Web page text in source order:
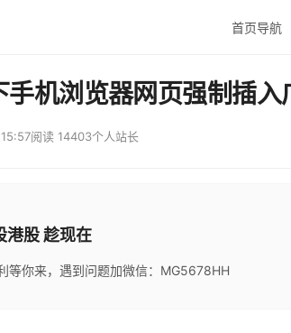
首页导航
机浏览器网页强制插入
阅读 14403个人站长
港股 趁现在
等你来，遇到问题加微信：MG5678HH